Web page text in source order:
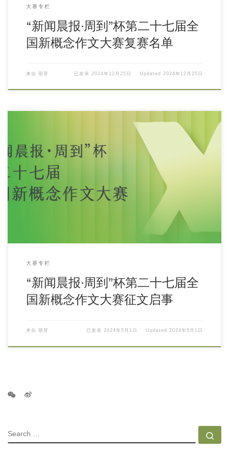
大赛专栏
“新闻晨报·周到”杯第二十七届全
国新概念作文大赛复赛名单
来自 萌芽 已发表 2024年12月25日 Updated 2024年12月25日
大赛专栏
“新闻晨报·周到”杯第二十七届全
国新概念作文大赛征文启事
来自 萌芽 已发表2024年5月1日 Updated2024年5月1日
SEARCH